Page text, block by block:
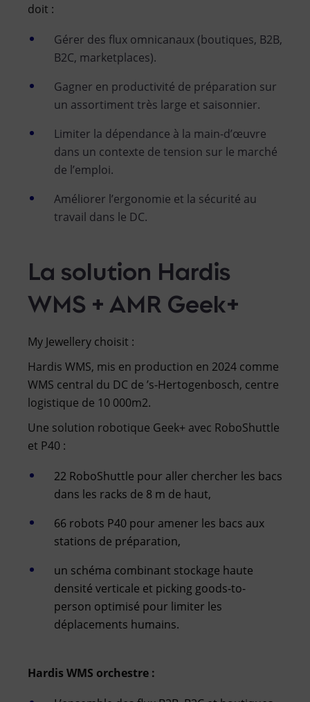
doit :
Gérer des flux omnicanaux (boutiques, B2B,
B2C, marketplaces).
Gagner en productivité de préparation sur
un assortiment très large et saisonnier.
Limiter la dépendance à la main-d’œuvre
dans un contexte de tension sur le marché
de l’emploi.
Améliorer l’ergonomie et la sécurité au
travail dans le DC.
La solution Hardis
WMS + AMR Geek+
My Jewellery choisit :
Hardis WMS, mis en production en 2024 comme
WMS central du DC de ’s-Hertogenbosch, centre
logistique de 10 000m2.
Une solution robotique Geek+ avec RoboShuttle
et P40 :
22 RoboShuttle pour aller chercher les bacs
dans les racks de 8 m de haut,
66 robots P40 pour amener les bacs aux
stations de préparation,
un schéma combinant stockage haute
densité verticale et picking goods-to-
person optimisé pour limiter les
déplacements humains.
Hardis WMS orchestre :